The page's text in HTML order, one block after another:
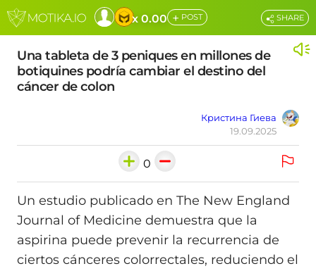
x 0.00 + POST
Una tableta de 3 peniques en millones de
botiquines podría cambiar el destino del
cáncer de colon
Кристина Гиева
19.09.2025
SHARE
0
Un estudio publicado en The New England
Journal of Medicine demuestra que la
aspirina puede prevenir la recurrencia de
ciertos cánceres colorrectales, reduciendo el